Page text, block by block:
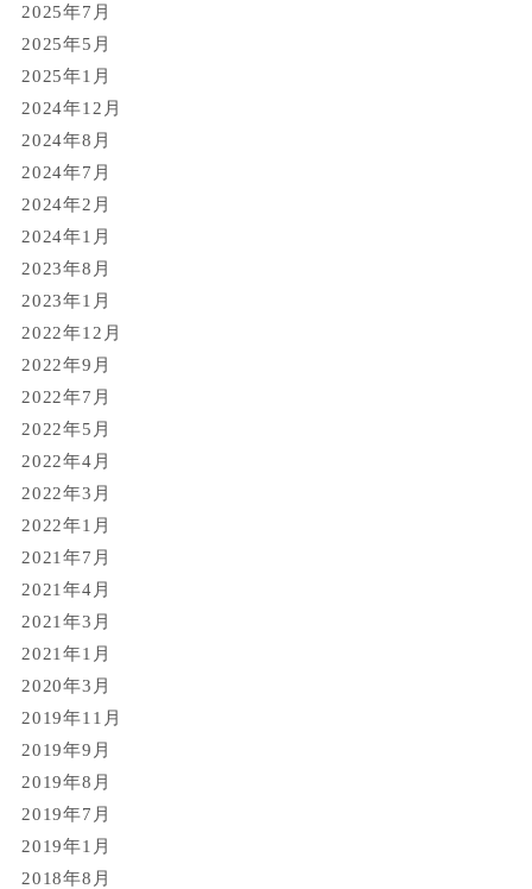
2025年7月
2025年5月
2025年1月
2024年12月
2024年8月
2024年7月
2024年2月
2024年1月
2023年8月
2023年1月
2022年12月
2022年9月
2022年7月
2022年5月
2022年4月
2022年3月
2022年1月
2021年7月
2021年4月
2021年3月
2021年1月
2020年3月
2019年11月
2019年9月
2019年8月
2019年7月
2019年1月
2018年8月